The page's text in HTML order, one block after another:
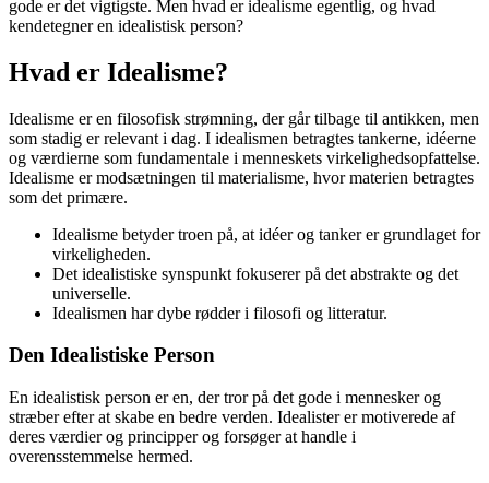
gode er det vigtigste. Men hvad er idealisme egentlig, og hvad
kendetegner en idealistisk person?
Hvad er Idealisme?
Idealisme er en filosofisk strømning, der går tilbage til antikken, men
som stadig er relevant i dag. I idealismen betragtes tankerne, idéerne
og værdierne som fundamentale i menneskets virkelighedsopfattelse.
Idealisme er modsætningen til materialisme, hvor materien betragtes
som det primære.
Idealisme betyder troen på, at idéer og tanker er grundlaget for
virkeligheden.
Det idealistiske synspunkt fokuserer på det abstrakte og det
universelle.
Idealismen har dybe rødder i filosofi og litteratur.
Den Idealistiske Person
En idealistisk person er en, der tror på det gode i mennesker og
stræber efter at skabe en bedre verden. Idealister er motiverede af
deres værdier og principper og forsøger at handle i
overensstemmelse hermed.